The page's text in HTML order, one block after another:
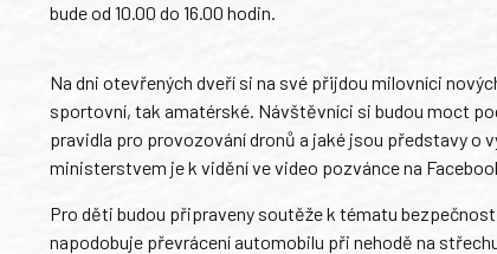
bude od 10.00 do 16.00 hodin.
Na dni otevřených dveří si na své přijdou milovníci
sportovní, tak amatérské. Návštěvníci si budou moct
pravidla pro provozování dronů a jaké jsou představy o
ministerstvem je k vidění ve video pozvánce na
Pro děti budou připraveny soutěže k tématu
napodobuje převrácení automobilu při nehodě na